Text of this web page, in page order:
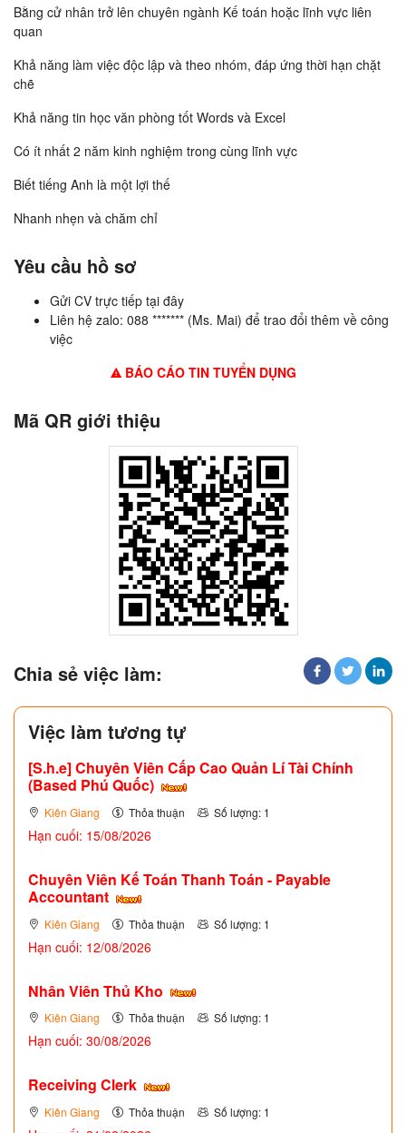
Bằng cử nhân trở lên chuyên ngành Kế toán hoặc lĩnh vực liên
quan
Khả năng làm việc độc lập và theo nhóm, đáp ứng thời hạn chặt
chẽ
Khả năng tin học văn phòng tốt Words và Excel
Có ít nhất 2 năm kinh nghiệm trong cùng lĩnh vực
Biết tiếng Anh là một lợi thế
Nhanh nhẹn và chăm chỉ
Yêu cầu hồ sơ
Gửi CV trực tiếp tại đây
Liên hệ zalo: 088 ******* (Ms. Mai) để trao đổi thêm về công
việc
BÁO CÁO TIN TUYỂN DỤNG
Mã QR giới thiệu
Chia sẻ việc làm:
Việc làm tương tự
[S.h.e] Chuyên Viên Cấp Cao Quản Lí Tài Chính
(Based Phú Quốc)
Kiên Giang Thỏa thuận Số lượng: 1
Hạn cuối: 15/08/2026
Chuyên Viên Kế Toán Thanh Toán - Payable
Accountant
Kiên Giang Thỏa thuận Số lượng: 1
Hạn cuối: 12/08/2026
Nhân Viên Thủ Kho
Kiên Giang Thỏa thuận Số lượng: 1
Hạn cuối: 30/08/2026
Receiving Clerk
Kiên Giang Thỏa thuận Số lượng: 1